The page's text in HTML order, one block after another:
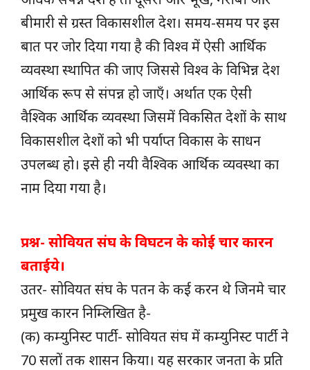
बीमारी से ग्रस्त विकासशील देश। समय-समय पर इस
बात पर जोर दिया गया है की विश्व में ऐसी आर्थिक
व्यवस्था स्थापित की जाए जिससे विश्व के विभिन्न देश
आर्थिक रूप से संपन्न हो जाएँ। अर्थात एक ऐसी
वैश्विक आर्थिक व्यवस्था जिसमें विकसित देशों के साथ
विकासशील देशों को भी पर्याप्त विकास के साधन
उपलब्ध हो। इसे ही नयी वैश्विक आर्थिक व्यवस्था का
नाम दिया गया है।
प्रश्न- सोवियत संघ के विघटन के कोई चार कारन
बताईये।
उतर- सोवियत संघ के पतन के कई करन थे जिनमे चार
प्रमुख कारन निम्लिखित है-
(क) कम्युनिस्ट पार्टी- सोवियत संघ में कम्युनिस्ट पार्टी ने
70 सलों तक शासन किया। यह सरकार जनता के प्रति